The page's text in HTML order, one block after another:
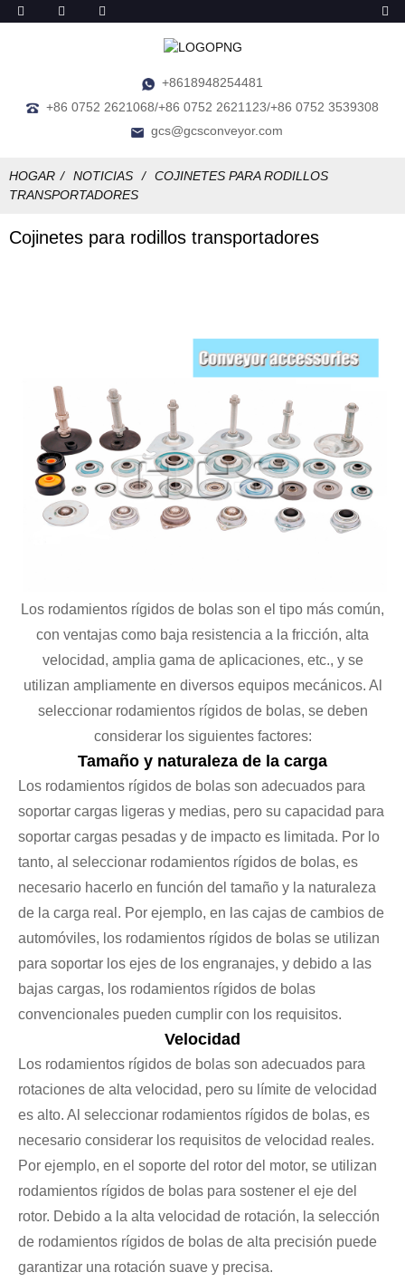
+8618948254481
+86 0752 2621068/+86 0752 2621123/+86 0752 3539308
gcs@gcsconveyor.com
HOGAR NOTICIAS
COJINETES PARA RODILLOS
TRANSPORTADORES
Cojinetes para rodillos transportadores
Los rodamientos rígidos de bolas son el tipo más común,
con ventajas como baja resistencia a la fricción, alta
velocidad, amplia gama de aplicaciones, etc., y se
utilizan ampliamente en diversos equipos mecánicos. Al
seleccionar rodamientos rígidos de bolas, se deben
considerar los siguientes factores:
Tamaño y naturaleza de la carga
Los rodamientos rígidos de bolas son adecuados para
soportar cargas ligeras y medias, pero su capacidad para
soportar cargas pesadas y de impacto es limitada. Por lo
tanto, al seleccionar rodamientos rígidos de bolas, es
necesario hacerlo en función del tamaño y la naturaleza
de la carga real. Por ejemplo, en las cajas de cambios de
automóviles, los rodamientos rígidos de bolas se utilizan
para soportar los ejes de los engranajes, y debido a las
bajas cargas, los rodamientos rígidos de bolas
convencionales pueden cumplir con los requisitos.
Velocidad
Los rodamientos rígidos de bolas son adecuados para
rotaciones de alta velocidad, pero su límite de velocidad
es alto. Al seleccionar rodamientos rígidos de bolas, es
necesario considerar los requisitos de velocidad reales.
Por ejemplo, en el soporte del rotor del motor, se utilizan
rodamientos rígidos de bolas para sostener el eje del
rotor. Debido a la alta velocidad de rotación, la selección
de rodamientos rígidos de bolas de alta precisión puede
garantizar una rotación suave y precisa.